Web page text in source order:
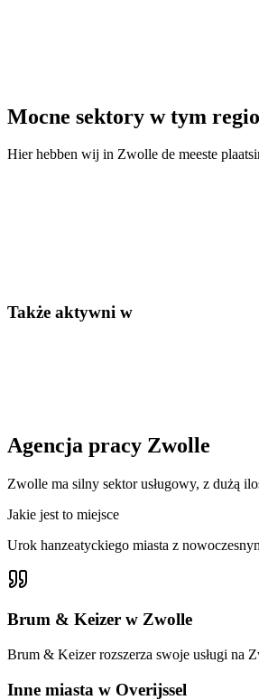
Mocne sektory w tym
Hier hebben wij in Zwolle de meeste
Także aktywni w
Agencja pracy Zwolle
Zwolle ma silny sektor usługowy, z dużą
Jakie jest to miejsce
Urok hanzeatyckiego miasta z
Brum & Keizer w Zwolle
Brum & Keizer rozszerza swoje usługi na
Inne miasta w Overijssel